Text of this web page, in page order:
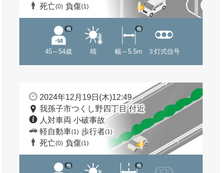
死亡(0) 負傷(1)
45～54歳
他
晴 幅～5.5m
他
３灯式信号
2024年12月19日(木)12:49
我孫子市つくし野四丁目 付近
人対車両 小破事故
軽自動車(1) 歩行者(1)
死亡(0) 負傷(1)
他 他